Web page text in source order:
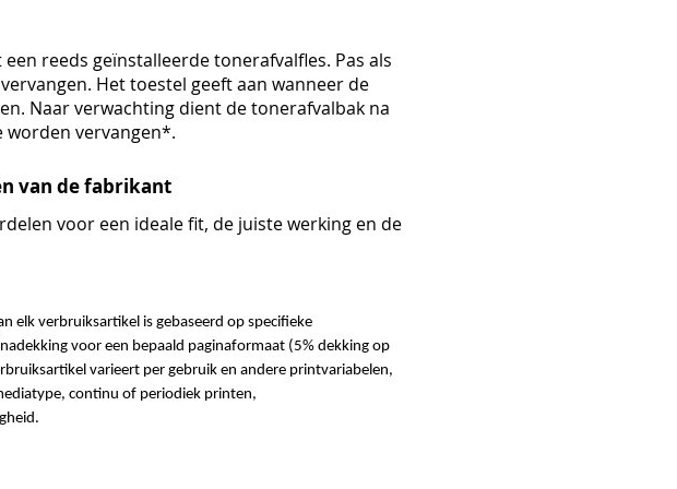
reeds geïnstalleerde tonerafvalfles. Pas als
Het toestel geeft aan wanneer de
Naar verwachting dient de tonerafvalbak na
worden vervangen*.
van de fabrikant
voor een ideale fit, de juiste werking en de
elk verbruiksartikel is gebaseerd op specifieke
voor een bepaald paginaformaat (5% dekking op
varieert per gebruik en andere printvariabelen,
continu of periodiek printen,